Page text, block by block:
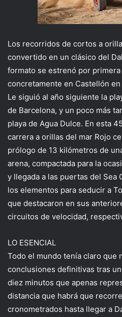
Los recorridos de cortos a
convertido en un clásico del
formato se estrenó por primera
concretamente en Castellón
Le siguió al año siguiente la
de Barcelona, y un poco más
playa de Agua Dulce. En esta
carrera a orillas del mar Rojo
prólogo de 13 kilómetros de
arena, compactada para la
y llegada a las puertas del Sea
los elementos para seducir a
que destacaron en sus
circuitos de velocidad,
LO ESENCIAL
Todo el mundo tenía claro que
conclusiones definitivas tras
diez minutos que apenas
distancia que habrá que
cronometrados hasta llegar a